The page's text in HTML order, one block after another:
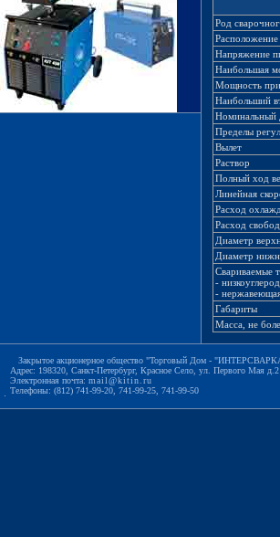
Род
Расположение
Напряжение
Наибольшая
Мощность
Наибольший
Номинальный
Пределы
Вылет
Раствор
Полный ход
Линейная
Расход
Расход
Диаметр
Диаметр
Свариваемые
-
-
Габариты
Масса, не
Закрытое акционерное общество "Торговый Дом -
Адрес: 198320, Санкт-Петербург, Красное Село, ул. Первого Мая д.2
Электронная почта: mail@kitin.ru
Телефоны: (812) 741-99-20, 741-99-25, 741-99-50